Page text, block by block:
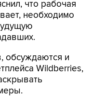
что рабочая
необходимо
обсуждаются и
Wildberries,